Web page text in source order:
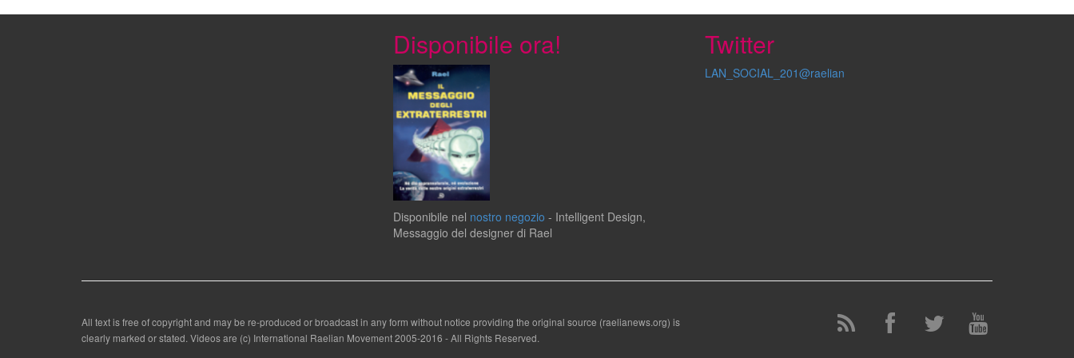
Disponibile ora!
Disponibile nel nostro negozio - Intelligent Design,
Messaggio del designer di Rael
Twitter
LAN_SOCIAL_201@raelian
All text is free of copyright and may be re-produced or broadcast in any form without notice providing the original source (raelianews.org) is
clearly marked or stated. Videos are (c) International Raelian Movement 2005-2016 - All Rights Reserved.